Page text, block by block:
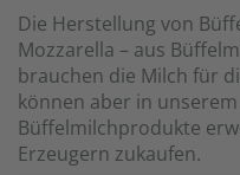
Die Herstellung von
Mozzarella – aus
brauchen die Milch für
können aber in
Büffelmilchprodukte
Erzeugern zukaufen.